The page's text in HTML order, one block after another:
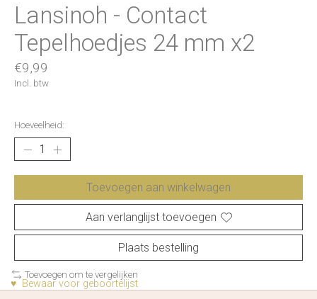
Lansinoh - Contact
Tepelhoedjes 24 mm x2
€9,99
Incl. btw
Hoeveelheid:
Toevoegen aan winkelwagen
Aan verlanglijst toevoegen
Plaats bestelling
Toevoegen om te vergelijken
♥ Bewaar voor geboortelijst